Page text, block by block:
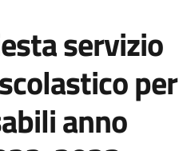
servizio
per
anno